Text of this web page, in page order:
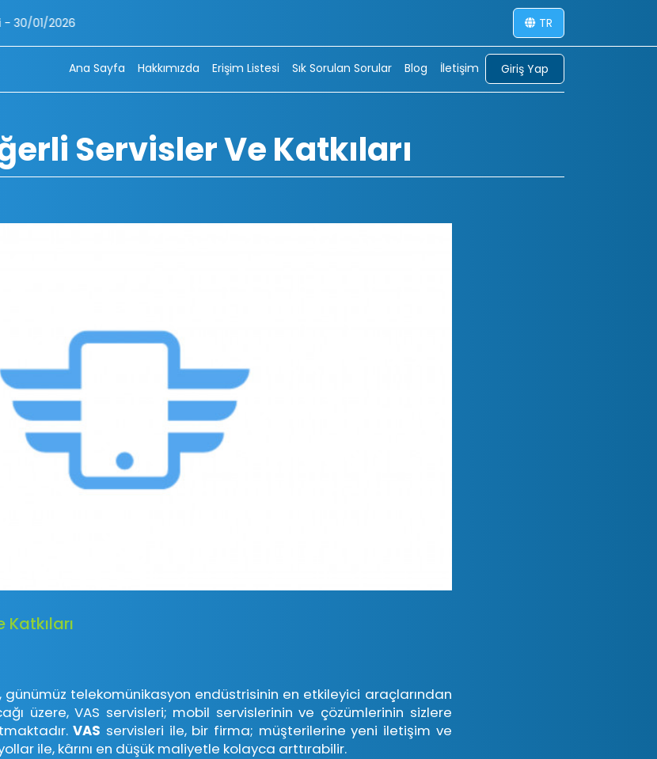
TR
Ana Sayfa Hakkımızda Erişim Listesi Sık Sorulan Sorular Blog İletişim Giriş Yap
Servisler Ve Katkıları
telekomünikasyon endüstrisinin en etkileyici araçlarından
üzere, VAS servisleri; mobil servislerinin ve çözümlerinin sizlere
VAS servisleri ile, bir firma; müşterilerine yeni iletişim ve
ile, kârını en düşük maliyetle kolayca arttırabilir.